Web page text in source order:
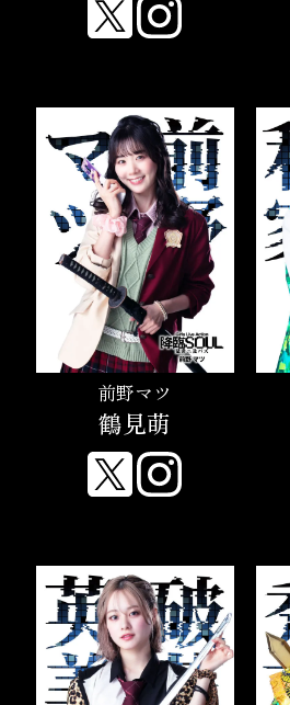
前野マツ
鶴見萌